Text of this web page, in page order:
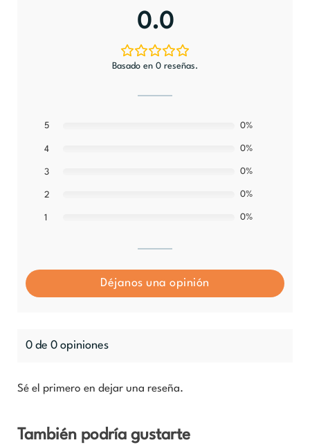
0.0
Basado en 0 reseñas.
5 0%
4 0%
3 0%
2 0%
1 0%
Déjanos una opinión
0 de 0 opiniones
Sé el primero en dejar una reseña.
También podría gustarte